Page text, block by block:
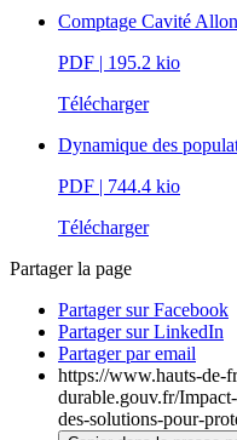
Comptage Cavité
PDF | 195.2 kio
Télécharger
Dynamique des
PDF | 744.4 kio
Télécharger
Partager la page
Partager sur Facebook
Partager sur LinkedIn
Partager par email
https://www.hauts-de-
durable.gouv.fr/
des-solutions-pour-